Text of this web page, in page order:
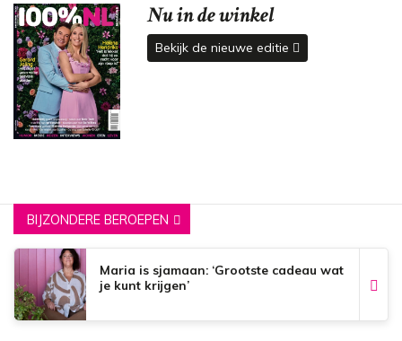
Nu in de winkel
Bekijk de nieuwe editie
BIJZONDERE BEROEPEN
Maria is sjamaan: ‘Grootste cadeau wat
je kunt krijgen’